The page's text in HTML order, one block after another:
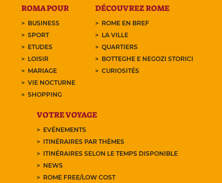
ROMA POUR
BUSINESS
SPORT
ETUDES
LOISIR
MARIAGE
VIE NOCTURNE
SHOPPING
DÉCOUVREZ ROME
ROME EN BREF
LA VILLE
QUARTIERS
BOTTEGHE E NEGOZI STORICI
CURIOSITÉS
VOTRE VOYAGE
EVÉNEMENTS
ITINÉRAIRES PAR THÈMES
ITINÉRAIRES SELON LE TEMPS DISPONIBLE
NEWS
ROME FREE/LOW COST